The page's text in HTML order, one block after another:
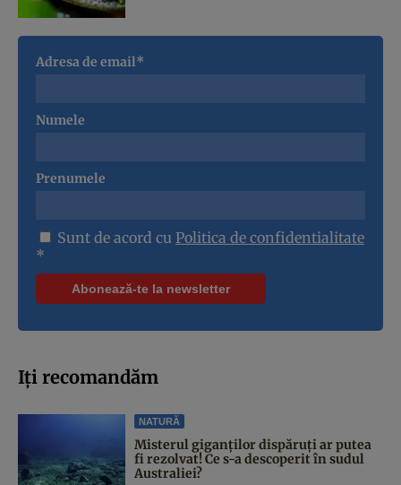
Adresa de email*
Numele
Prenumele
Sunt de acord cu Politica de confidentialitate
*
Iți recomandăm
NATURĂ
Misterul giganților dispăruți ar putea
fi rezolvat! Ce s-a descoperit în sudul
Australiei?